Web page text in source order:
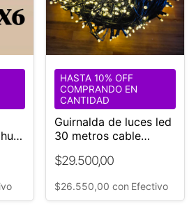
Guirnalda de luces led
30 metros cable
Alargue REGALO
$29.500,00
HASTA 10% OFF
COMPRANDO EN
CANTIDAD
$26.550,00 con Efectivo